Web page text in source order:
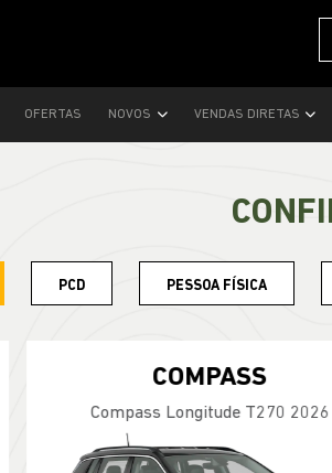
OFERTAS NOVOS VENDAS DIRETAS
PCD PESSOA FÍSICA
T270 4X2 2027 Renegade